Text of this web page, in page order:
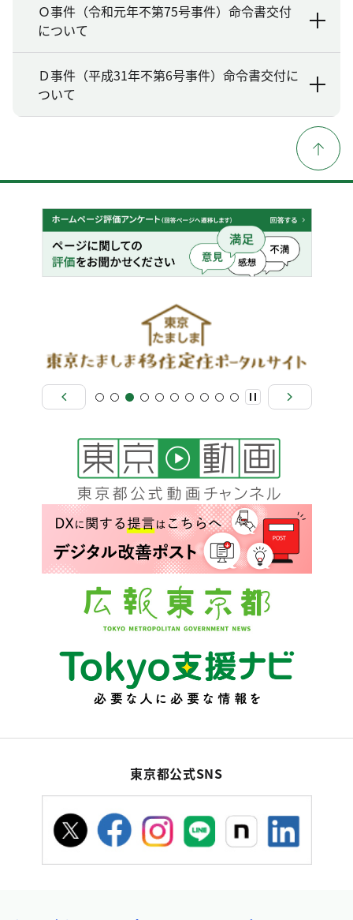
Ｏ事件（令和元年不第75号事件）命令書交付
について
Ｄ事件（平成31年不第6号事件）命令書交付に
ついて
東京都公式SNS